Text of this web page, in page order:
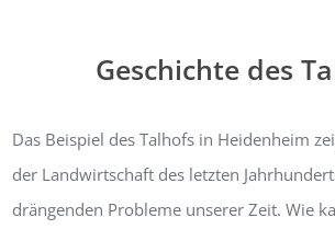
Geschichte des
Das Beispiel des Talhofs in Heidenheim
der Landwirtschaft des letzten
drängenden Probleme unserer Zeit. Wie